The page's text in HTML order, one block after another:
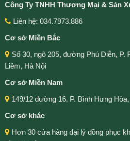
Công Ty TNHH Thương Mại & Sản
Liên hệ: 034.7973.886
Cơ sở Miền Bắc
Số 30, ngõ 205, đường Phú Diễn, P.
Liêm, Hà Nội
Cơ sở Miền Nam
149/12 đường 16, P. Bình Hưng
Cơ sở khác
Hơn 30 cửa hàng đại lý đồng phục